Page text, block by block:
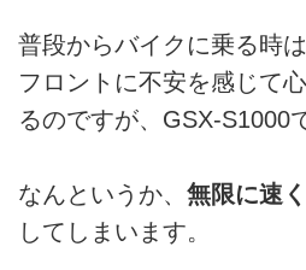
普段からバイクに乗る時
フロントに不安を感じて
るのですが、GSX-
なんというか、 無限に速
してしまいます。